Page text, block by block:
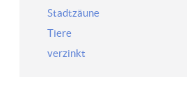
Stadtzäune
Tiere
verzinkt